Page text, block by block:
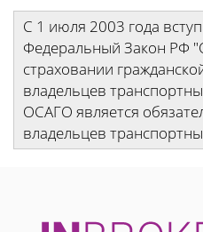
С 1 июля 2003 года
Федеральный Закон РФ
страховании
владельцев
ОСАГО является
владельцев